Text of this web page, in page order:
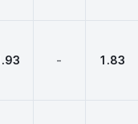
- 1.83